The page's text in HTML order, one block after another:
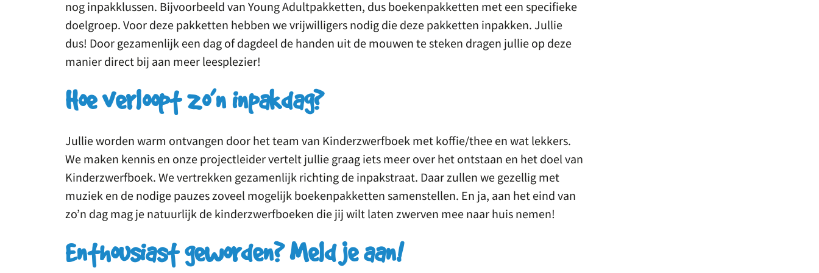
nog inpakklussen. Bijvoorbeeld van Young Adultpakketten, dus boekenpakketten met een specifieke
doelgroep. Voor deze pakketten hebben we vrijwilligers nodig die deze pakketten inpakken. Jullie
dus! Door gezamenlijk een dag of dagdeel de handen uit de mouwen te steken dragen jullie op deze
manier direct bij aan meer leesplezier!
Hoe verloopt zo’n inpakdag?
Jullie worden warm ontvangen door het team van Kinderzwerfboek met koffie/thee en wat lekkers.
We maken kennis en onze projectleider vertelt jullie graag iets meer over het ontstaan en het doel van
Kinderzwerfboek. We vertrekken gezamenlijk richting de inpakstraat. Daar zullen we gezellig met
muziek en de nodige pauzes zoveel mogelijk boekenpakketten samenstellen. En ja, aan het eind van
zo’n dag mag je natuurlijk de kinderzwerfboeken die jij wilt laten zwerven mee naar huis nemen!
Enthousiast geworden? Meld je aan!